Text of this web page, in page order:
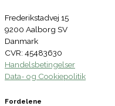
Frederikstadvej 15
9200 Aalborg SV
Danmark
CVR: 45483630
Handelsbetingelser
Data- og Cookiepolitik
Fordelene